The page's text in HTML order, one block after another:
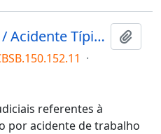
152.11 - Indenização / Acidente Típico / Com Morte
·
referentes à
por acidente de trabalho